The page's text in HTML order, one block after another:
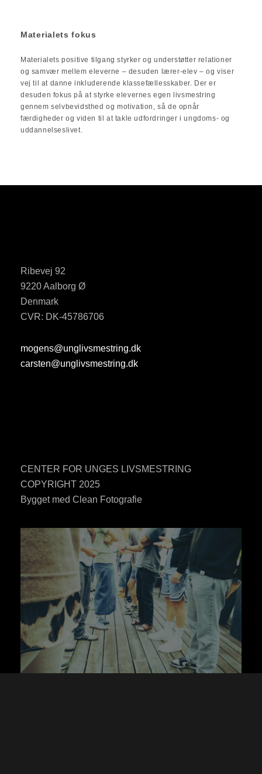
Materialets fokus
Materialets positive tilgang styrker og understøtter relationer
og samvær mellem eleverne – desuden lærer-elev – og viser
vej til at danne inkluderende klassefællesskaber. Der er
desuden fokus på at styrke elevernes egen livsmestring
gennem selvbevidsthed og motivation, så de opnår
færdigheder og viden til at takle udfordringer i ungdoms- og
uddannelseslivet.
Ribevej 92
9220 Aalborg Ø
Denmark
CVR: DK-45786706
mogens@unglivsmestring.dk
carsten@unglivsmestring.dk
CENTER FOR UNGES LIVSMESTRING
COPYRIGHT 2025
Bygget med Clean Fotografie